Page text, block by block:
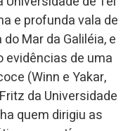
e profunda vala de
Mar da Galiléia, e
de uma
(Winn e Yakar,
da Universidade
quem dirigiu as